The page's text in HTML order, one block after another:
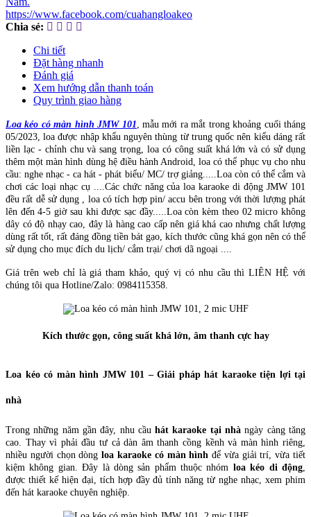
https://www.facebook.com/cuahangloakeo
Chia sẻ:
Chi tiết
Đặt hàng nhanh
Đánh giá
Xem hướng dẫn thanh toán
Quy trình giao hàng
Loa kéo có màn hình JMW 101 , mẫu mới ra mắt trong khoảng cuối tháng
05/2023, loa được nhập khẩu nguyên thùng từ trung quốc nên kiểu dáng rất
liền lạc - chỉnh chu và sang trọng, loa có công suất khá lớn và có sử dụng
thêm một màn hình dùng hệ điều hành Android, loa có thể phục vụ cho nhu
cầu: nghe nhạc - ca hát - phát biểu/ MC/ trợ giảng.....Loa còn có thể cắm và
chơi các loại nhạc cụ ....Các chức năng của loa karaoke di động JMW 101
đều rất dễ sử dụng , loa có tích hợp pin/ accu bên trong với thời lượng phát
lên đến 4-5 giờ sau khi được sạc đầy.....Loa còn kèm theo 02 micro không
dây có độ nhạy cao, đây là hàng cao cấp nên giá khá cao nhưng chất lượng
dùng rất tốt, rất đáng đồng tiền bát gạo, kích thước cũng khá gọn nên có thể
sử dụng cho mục đích du lịch/ cắm trại/ chơi dã ngoại ....
Giá trên web chỉ là giá tham khảo, quý vị có nhu cầu thì LIÊN HỆ với
chúng tôi qua Hotline/Zalo: 0984115358.
Kích thước gọn, công suất khá lớn, âm thanh cực hay
Loa kéo có màn hình JMW 101 – Giải pháp hát karaoke tiện lợi tại
nhà
Trong những năm gần đây, nhu cầuhát karaoke tại nhà ngày càng tăng
cao. Thay vì phải đầu tư cả dàn âm thanh cồng kềnh và màn hình riêng,
nhiều người chọn dòngloa karaoke có màn hình để vừa giải trí, vừa tiết
kiệm không gian. Đây là dòng sản phẩm thuộc nhóm loa kéo di động,
được thiết kế hiện đại, tích hợp đầy đủ tính năng từ nghe nhạc, xem phim
đến hát karaoke chuyên nghiệp.